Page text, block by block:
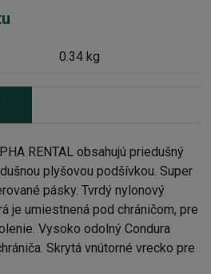
0.34 kg
RENTAL obsahujú priedušný
plyšovou podšívkou. Super
pásky. Tvrdý nylonový
je umiestnená pod chráničom, pre
Vysoko odolný Condura
Skrytá vnútorné vrecko pre